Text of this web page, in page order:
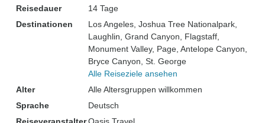
Reisedauer
14 Tage
Destinationen
Los Angeles , Joshua Tree Nationalpark
Laughlin , Grand Canyon , Flagstaff
Monument Valley, Page , Antelope Canyon
Bryce Canyon , St. George
Alle Reiseziele ansehen
Alter
Alle Altersgruppen willkommen
Sprache
Deutsch